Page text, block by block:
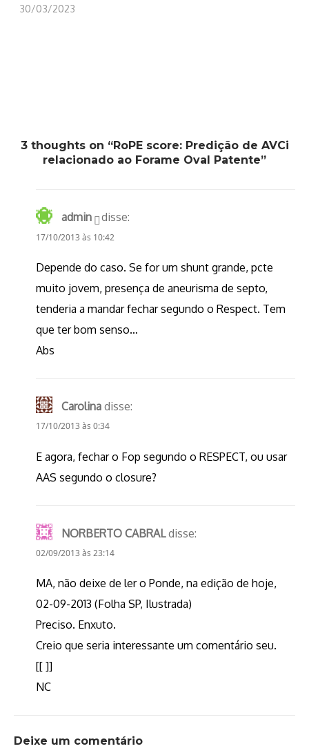
30/03/2023
3 thoughts on “RoPE score: Predição de AVCi
relacionado ao Forame Oval Patente”
admin disse:
17/10/2013 às 10:42
Depende do caso. Se for um shunt grande, pcte
muito jovem, presença de aneurisma de septo,
tenderia a mandar fechar segundo o Respect. Tem
que ter bom senso…
Abs
Carolina disse:
17/10/2013 às 0:34
E agora, fechar o Fop segundo o RESPECT, ou usar
AAS segundo o closure?
NORBERTO CABRAL disse:
02/09/2013 às 23:14
MA, não deixe de ler o Ponde, na edição de hoje,
02-09-2013 (Folha SP, Ilustrada)
Preciso. Enxuto.
Creio que seria interessante um comentário seu.
[[ ]]
NC
Deixe um comentário